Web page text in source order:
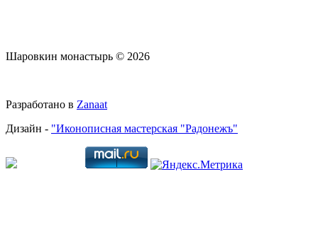
Шаровкин монастырь © 2026
Разработано в Zanaat
Дизайн - "Иконописная мастерская "Радонежъ"